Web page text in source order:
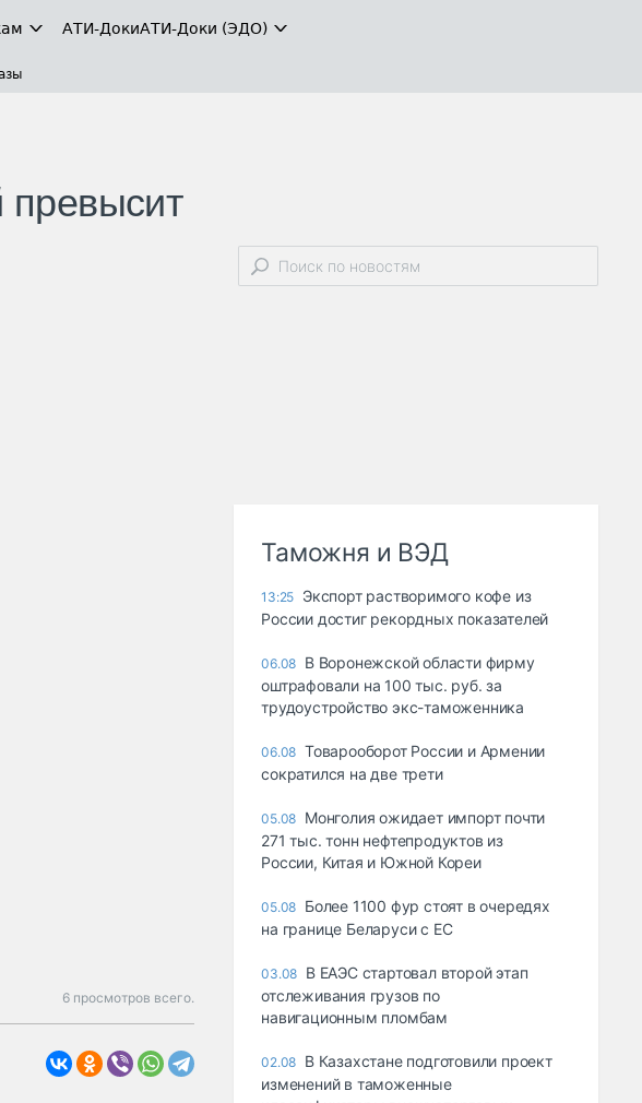
АТИ-ДокиАТИ-Доки (ЭДО)
6 просмотров всего.
Таможня и ВЭД
13:25 Экспорт растворимого кофе из
России достиг рекордных показателей
06.08 В Воронежской области фирму
оштрафовали на 100 тыс. руб. за
трудоустройство экс-таможенника
06.08 Товарооборот России и Армении
сократился на две трети
05.08 Монголия ожидает импорт почти
271 тыс. тонн нефтепродуктов из
России, Китая и Южной Кореи
05.08 Более 1100 фур стоят в очередях
на границе Беларуси с ЕС
03.08 В ЕАЭС стартовал второй этап
отслеживания грузов по
навигационным пломбам
02.08 В Казахстане подготовили проект
изменений в таможенные